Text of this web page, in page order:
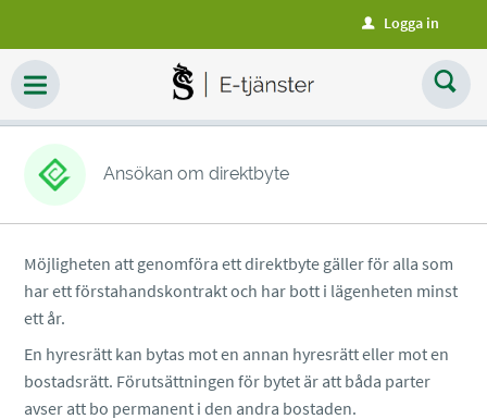
u Logga in
Ansökan om direktbyte
Möjligheten att genomföra ett direktbyte gäller för alla som
har ett förstahandskontrakt och har bott i lägenheten minst
ett år.
En hyresrätt kan bytas mot en annan hyresrätt eller mot en
bostadsrätt. Förutsättningen för bytet är att båda parter
avser att bo permanent i den andra bostaden.